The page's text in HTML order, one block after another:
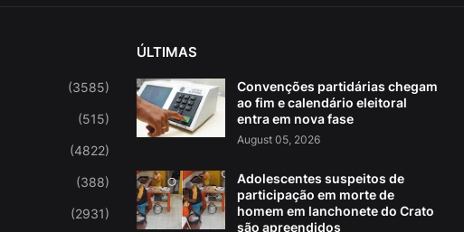
(3585)
(515)
(4822)
(388)
(2931)
ÚLTIMAS
Convenções partidárias chegam
ao fim e calendário eleitoral
entra em nova fase
August 05, 2026
Adolescentes suspeitos de
participação em morte de
homem em lanchonete do Crato
são apreendidos